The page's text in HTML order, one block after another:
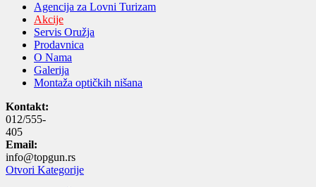
Agencija za Lovni Turizam
Akcije
Servis Oružja
Prodavnica
O Nama
Galerija
Montaža optičkih nišana
Kontakt:
012/555-
405
Email:
info@topgun.rs
Otvori Kategorije